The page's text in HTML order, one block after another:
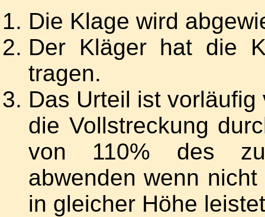
Die Klage wird
Der Kläger hat die
tragen.
Das Urteil ist
die Vollstreckung
von 110% des zu
abwenden wenn
in gleicher Höhe